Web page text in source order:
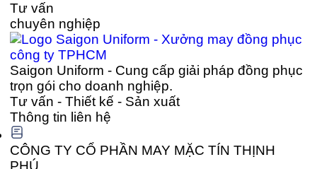
Tư vấn
chuyên nghiệp
Saigon Uniform - Cung cấp giải pháp đồng phục
trọn gói cho doanh nghiệp.
Tư vấn - Thiết kế - Sản xuất
Thông tin liên hệ
CÔNG TY CỔ PHẦN MAY MẶC TÍN THỊNH